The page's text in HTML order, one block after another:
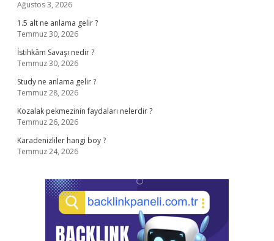
Ağustos 3, 2026
1.5 alt ne anlama gelir ?
Temmuz 30, 2026
İstihkâm Savaşı nedir ?
Temmuz 30, 2026
Study ne anlama gelir ?
Temmuz 28, 2026
Kozalak pekmezinin faydaları nelerdir ?
Temmuz 26, 2026
Karadenizliler hangi boy ?
Temmuz 24, 2026